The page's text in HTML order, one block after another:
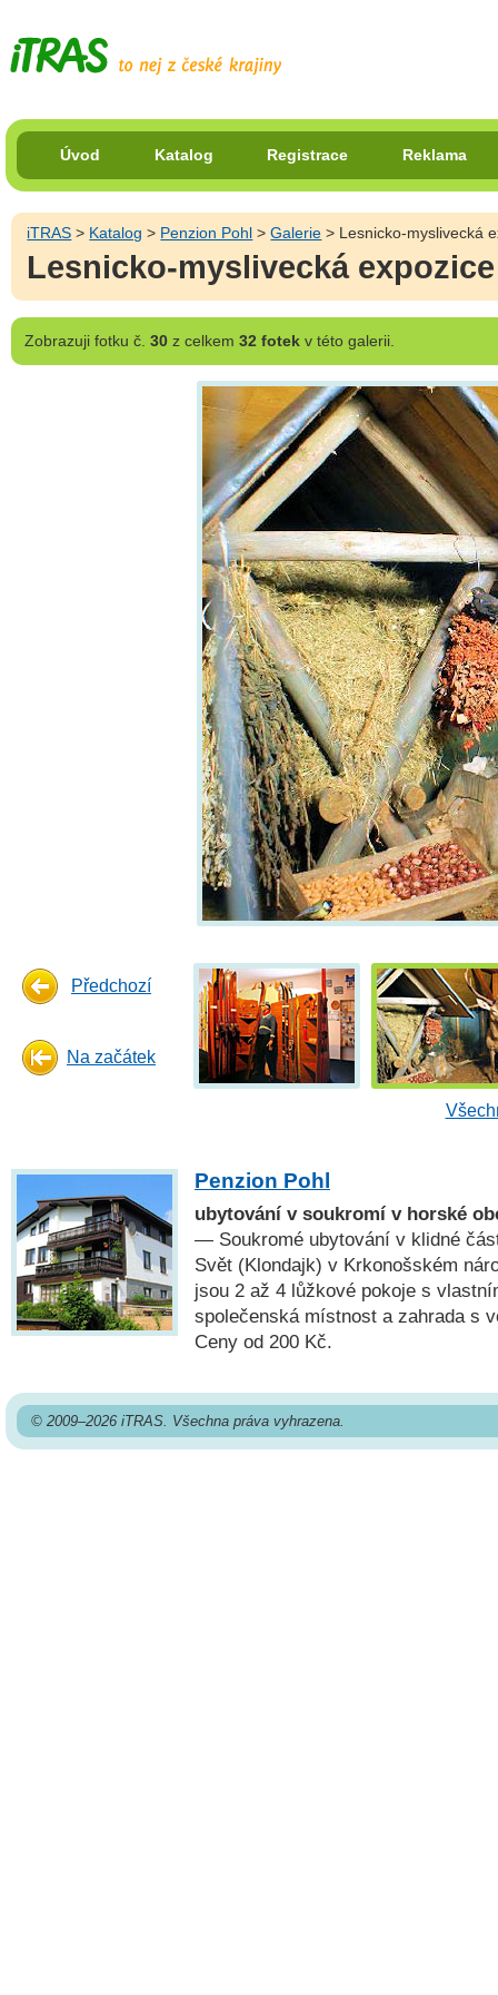
Úvod Katalog Registrace Reklama
iTRAS > Katalog > Penzion Pohl >Galerie > Lesnicko-myslivecká
Lesnicko-myslivecká
Zobrazujifotku č. 30z celkem 32 fotekv této galerii.
Předchozí
Na začátek
Penzion Pohl
ubytování v soukromí v horské
— Soukromé ubytování v klidné
Svět (Klondajk) v Krkonošském
jsou 2 až 4 lůžkové pokoje s
společenská místnost a zahrada s
Ceny od 200 Kč.
© 2009–2026 iTRAS. Všechna práva vyhrazena.